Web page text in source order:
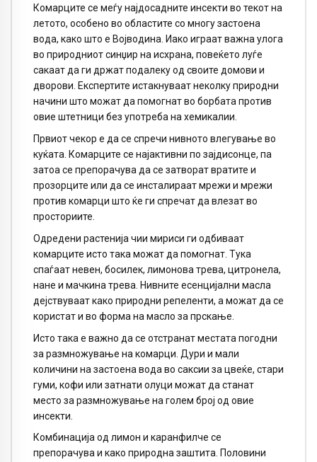
Комарците се меѓу најдосадните инсекти во текот на
летото, особено во областите со многу застоена
вода, како што е Војводина. Иако играат важна улога
во природниот синџир на исхрана, повеќето луѓе
сакаат да ги држат подалеку од своите домови и
дворови. Експертите истакнуваат неколку природни
начини што можат да помогнат во борбата против
овие штетници без употреба на хемикалии.
Првиот чекор е да се спречи нивното влегување во
куќата. Комарците се најактивни по зајдисонце, па
затоа се препорачува да се затворат вратите и
прозорците или да се инсталираат мрежи и мрежи
против комарци што ќе ги спречат да влезат во
просториите.
Одредени растенија чии мириси ги одбиваат
комарците исто така можат да помогнат. Тука
спаѓаат невен, босилек, лимонова трева, цитронела,
нане и мачкина трева. Нивните есенцијални масла
дејствуваат како природни репеленти, а можат да се
користат и во форма на масло за прскање.
Исто така е важно да се отстранат местата погодни
за размножување на комарци. Дури и мали
количини на застоена вода во саксии за цвеќе, стари
гуми, кофи или затнати олуци можат да станат
место за размножување на голем број од овие
инсекти.
Комбинација од лимон и каранфилче се
препорачува и како природна заштита. Половини